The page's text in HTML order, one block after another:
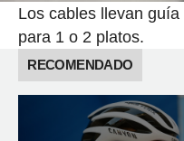
Los cables llevan
para 1 o 2 platos.
RECOMENDADO